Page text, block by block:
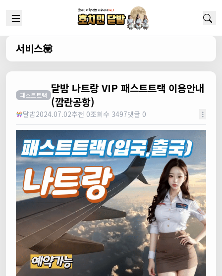
서비스💟
패스트트랙 달밤 나트랑 VIP 패스트트랙 이용안내
(깜란공항)
달밤2024.07.02추천 0조회수 3497댓글 0